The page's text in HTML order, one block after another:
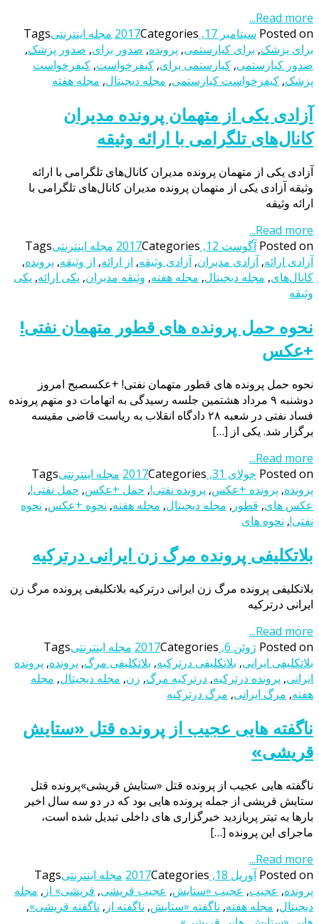
Read more...
Posted on سپتامبر 17, 2017 Categories مجله اینترنتیTags
برای پزشک, برای کیارستمی, پرونده, صدور برای, صدور پزشک,
صدور کیارستمی, کیارستمی برای, کیفرخواست, کیفرخواست
پزشک, کیفرخواست کیارستمی, مجله دیجیتال, مجله هفته
آزادی یکی از متهمان پرونده مدیران
کانال‌های تلگرامی با ارائه وثیقه
آزادی یکی از متهمان پرونده مدیران کانال‌های تلگرامی با ارائه
وثیقه آزادی یکی از متهمان پرونده مدیران کانال‌های تلگرامی با
ارائه وثیقه
Read more...
Posted on آگوست 12, 2017 Categories مجله اینترنتیTags
آزادی ارائه, آزادی مدیران, آزادی وثیقه, از ارائه, از وثیقه, پرونده,
کانال‌های, مجله دیجیتال, مجله هفته, وثیقه مدیران, یکی ارائه, یکی
وثیقه
نحوه حمل پرونده‌ های قطور متهمان نفتی!
+عکس
نحوه حمل پرونده‌ های قطور متهمان نفتی! +عکسصبح امروز
دوشنبه ۹ مرداد هشتمین جلسه رسیدگی به اتهامات دو متهم پرونده
فساد نفتی در شعبه ۲۸ دادگاه انقلاب به ریاست قاضی مقیسه
برگزار شد. یکی از […]
Read more...
Posted on جولای 31, 2017 Categories مجله اینترنتیTags
پرونده, پرونده‌ +عکس, پرونده‌ نفتی!, حمل +عکس, حمل نفتی!,
عکس های, قطور , مجله دیجیتال, مجله هفته, نحوه +عکس, نحوه
نفتی!, نحوه های
بلاتکلیفی پرونده مرگ زن ایرانی درترکیه
بلاتکلیفی پرونده مرگ زن ایرانی درترکیه بلاتکلیفی پرونده مرگ زن
ایرانی درترکیه
Read more...
Posted on ژوئن 6, 2017 Categories مجله اینترنتیTags
بلاتکلیفی ایرانی, بلاتکلیفی درترکیه, بلاتکلیفی مرگ, پرونده, پرونده
ایرانی, پرونده درترکیه, درترکیه مرگ, زن, مجله دیجیتال, مجله
هفته, مرگ ایرانی, مرگ درترکیه
ناگفته‌ هایی عجیب از پرونده قتل «ستایش
قریشی»
ناگفته‌ هایی عجیب از پرونده قتل «ستایش قریشی»پرونده قتل
ستایش قریشی از جمله پرونده هایی بود که در دو سه سال اخیر
بارها به تیتر پربازدید خبرگزاری های داخلی تبدیل شده است،
ماجرای این پرونده […]
Read more...
Posted on آوریل 18, 2017 Categories مجله اینترنتیTags
پرونده, عجیب, عجیب «ستایش, عجیب قریشی, قریشی» از , مجله
دیجیتال, مجله هفته, ناگفته‌ «ستایش, ناگفته‌ از , ناگفته‌ قریشی»,